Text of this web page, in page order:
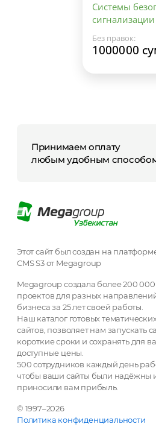
Системы
сигнализации
Без правок:
1000000
Принимаем оплату
любым удобным
Megagroup создала более 200 000
проектов для разных
бизнеса за 25 лет своей работы.
Наш каталог готовых
сайтов, позволяет нам запускать
короткие сроки и сохранять для
доступные цены.
500 сотрудников каждый день
чтобы ваши сайты были надёжны
приносили вам прибыль.
© 1997–2026
Политика конфиденциальности
Этот сайт был создан на
CMS S3 от Megagroup